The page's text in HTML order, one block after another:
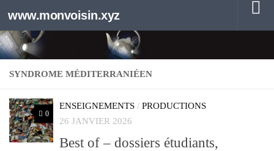
Au dessous du contenu
www.monvoisin.xyz
SYNDROME MÉDITERRANIÉEN
0
ENSEIGNEMENTS / PRODUCTIONS
26 JANVIER 2026
Best of – dossiers étudiants,